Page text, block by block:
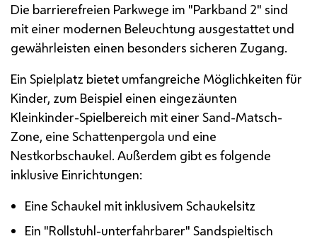
Die barrierefreien Parkwege im "Parkband 2" sind
mit einer modernen Beleuchtung ausgestattet und
gewährleisten einen besonders sicheren Zugang.
Ein Spielplatz bietet umfangreiche Möglichkeiten für
Kinder, zum Beispiel einen eingezäunten
Kleinkinder-Spielbereich mit einer Sand-Matsch-
Zone, eine Schattenpergola und eine
Nestkorbschaukel. Außerdem gibt es folgende
inklusive Einrichtungen:
Eine Schaukel mit inklusivem Schaukelsitz
Ein "Rollstuhl-unterfahrbarer" Sandspieltisch